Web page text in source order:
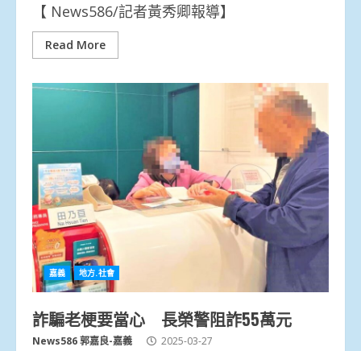
【 News586/記者黃秀卿報導】
Read More
嘉義 地方.社會
詐騙老梗要當心 長榮警阻詐55萬元
News586 郭嘉良-嘉義 2025-03-27